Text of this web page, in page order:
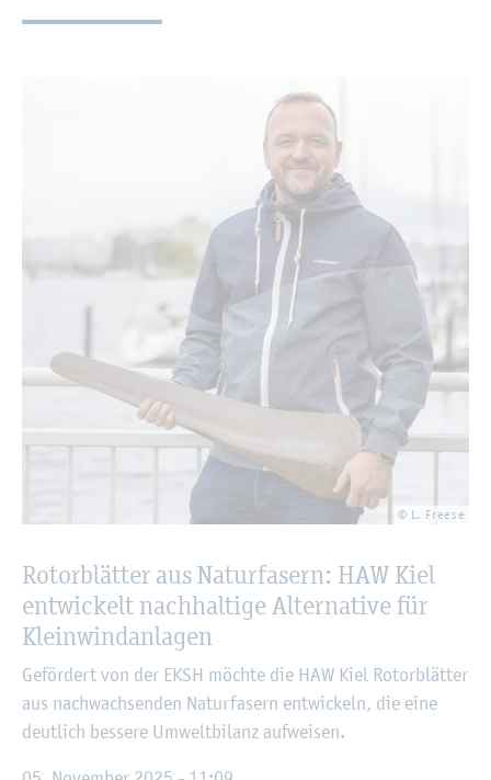
© L. Free­se
Ro­tor­blät­ter aus Na­tur­fa­sern: HAW Kiel
ent­wi­ckelt nach­hal­ti­ge Al­ter­na­ti­ve für
Klein­wind­an­la­gen
Ge­för­dert von der EKSH möch­te die HAW Kiel Ro­tor­blät­ter
aus nach­wach­sen­den Na­tur­fa­sern ent­wi­ckeln, die eine
deut­lich bes­se­re Um­welt­bi­lanz auf­wei­sen.